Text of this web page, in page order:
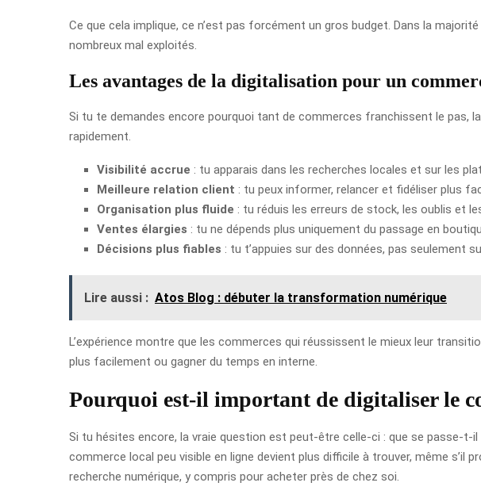
Ce que cela implique, ce n’est pas forcément un gros budget. Dans la
nombreux mal exploités.
Les avantages de la digitalisation pour un
Si tu te demandes encore pourquoi tant de commerces franchissent le pas,
rapidement.
Visibilité accrue : tu apparais dans les recherches locales et sur les
Meilleure relation client : tu peux informer, relancer et fidéliser plus
Organisation plus fluide : tu réduis les erreurs de stock, les oublis et
Ventes élargies : tu ne dépends plus uniquement du passage en
Décisions plus fiables : tu t’appuies sur des données, pas seulement
Lire aussi : Atos Blog : débuter la transformation numérique
L’expérience montre que les commerces qui réussissent le mieux leur
plus facilement ou gagner du temps en interne.
Pourquoi est-il important de digitaliser le
Si tu hésites encore, la vraie question est peut-être celle-ci : que se passe-t-
commerce local peu visible en ligne devient plus difficile à trouver, même s’il
recherche numérique, y compris pour acheter près de chez soi.